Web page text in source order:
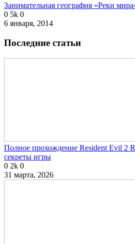
Занимательная география «Реки
0 5k 0
6 января, 2014
Последние статьи
Полное прохождение Resident Evil 2
секреты игры
0 2k 0
31 марта, 2026